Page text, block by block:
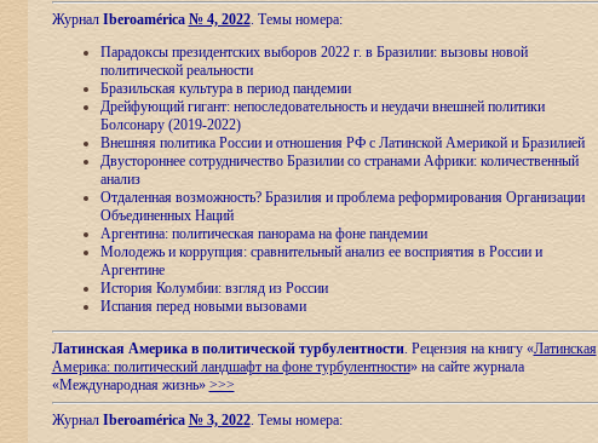
Журнал Iberoamérica № 4, 2022. Темы номера:
Парадоксы президентских выборов 2022 г. в Бразилии: вызовы новой
политической реальности
Бразильская культура в период пандемии
Дрейфующий гигант: непоследовательность и неудачи внешней политики
Болсонару (2019-2022)
Внешняя политика России и отношения РФ с Латинской Америкой и Бразилией
Двустороннее сотрудничество Бразилии со странами Африки: количественный
анализ
Отдаленная возможность? Бразилия и проблема реформирования Организации
Объединенных Наций
Аргентина: политическая панорама на фоне пандемии
Молодежь и коррупция: сравнительный анализ ee восприятия в России и
Аргентине
История Колумбии: взгляд из России
Испания перед новыми вызовами
Латинская Америка в политической турбулентности. Рецензия на книгу «Латинская
Америка: политический ландшафт на фоне турбулентности» на сайте журнала
«Международная жизнь» >>>
Журнал Iberoamérica № 3, 2022. Темы номера: